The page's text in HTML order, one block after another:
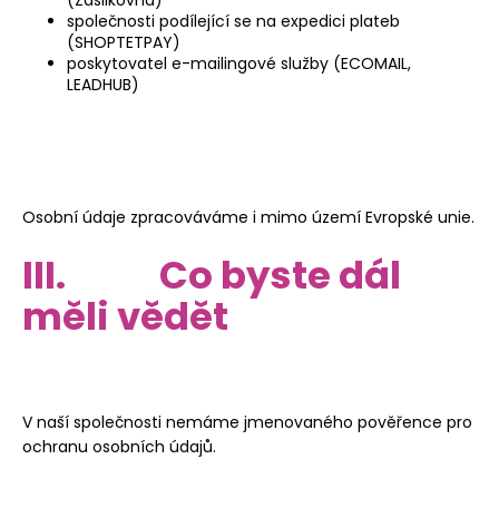
společnosti podílející se na expedici plateb
(SHOPTETPAY)
poskytovatel e-mailingové služby (ECOMAIL,
LEADHUB)
Osobní údaje zpracováváme i mimo území Evropské unie.
III. Co byste dál
měli vědět
V naší společnosti nemáme jmenovaného pověřence pro
ochranu osobních údajů.